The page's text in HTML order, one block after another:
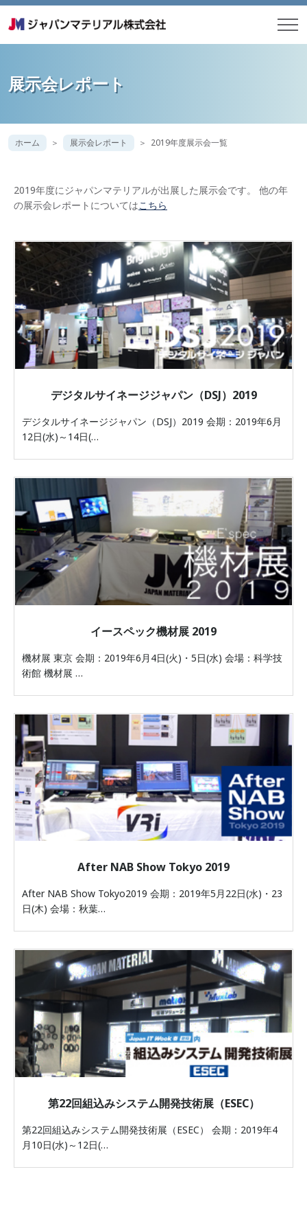
展示会レポート
ホーム 展示会レポート 2019年度展示会一覧
2019年度にジャパンマテリアルが出展した展示会です。 他の年
の展示会レポートについてはこちら
デジタルサイネージジャパン（DSJ）2019
デジタルサイネージジャパン（DSJ）2019 会期：2019年6月
12日(水)～14日(…
イースペック機材展 2019
機材展 東京 会期：2019年6月4日(火)・5日(水) 会場：科学技
術館 機材展 …
After NAB Show Tokyo 2019
After NAB Show Tokyo2019 会期：2019年5月22日(水)・23
日(木) 会場：秋葉…
第22回組込みシステム開発技術展（ESEC）
第22回組込みシステム開発技術展（ESEC） 会期：2019年4
月10日(水)～12日(…